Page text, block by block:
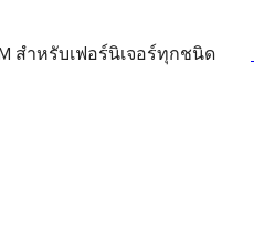
สำหรับเฟอร์นิเจอร์ทุกชนิด